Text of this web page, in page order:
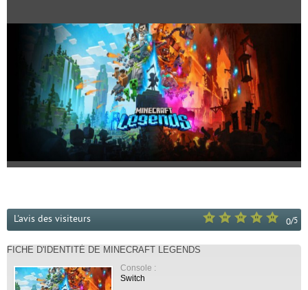
0/5
L'avis des visiteurs
FICHE D'IDENTITÉ DE MINECRAFT LEGENDS
Console :
Switch